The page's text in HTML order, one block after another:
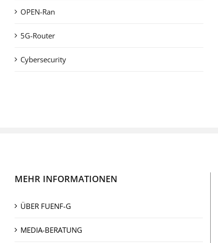
OPEN-Ran
5G-Router
Cybersecurity
MEHR INFORMATIONEN
ÜBER FUENF-G
MEDIA-BERATUNG